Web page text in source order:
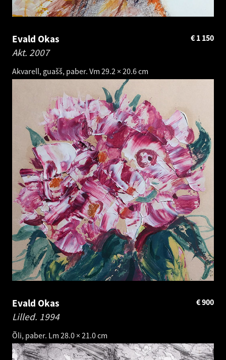
Evald Okas
Akt. 2007
Akvarell, guašš, paber. Vm 29.2 × 20.6 cm
1 150
€
Evald Okas
Lilled. 1994
Õli, paber. Lm 28.0 × 21.0 cm
900
€